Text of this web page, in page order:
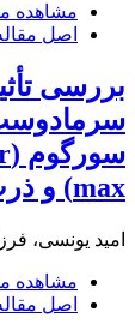
مشاهده
اصل
بررسی
max) و ذرت (Zea mays)
امید یونسی،
مشاهده
اصل